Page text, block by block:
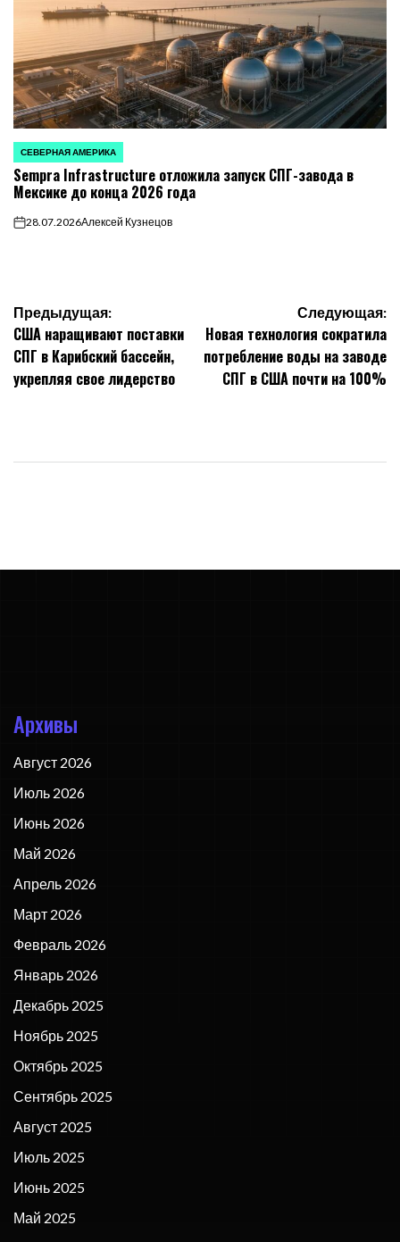
ОПУБЛИКОВАНО
В
СЕВЕРНАЯ АМЕРИКА
Sempra Infrastructure отложила запуск СПГ-завода в
Мексике до конца 2026 года
on28.07.2026Алексей Кузнецов
Навигация
по
записям
Предыдущая:
США наращивают поставки
СПГ в Карибский бассейн,
укрепляя свое лидерство
Следующая:
Новая технология сократила
потребление воды на заводе
СПГ в США почти на 100%
Архивы
Август 2026
Июль 2026
Июнь 2026
Май 2026
Апрель 2026
Март 2026
Февраль 2026
Январь 2026
Декабрь 2025
Ноябрь 2025
Октябрь 2025
Сентябрь 2025
Август 2025
Июль 2025
Июнь 2025
Май 2025